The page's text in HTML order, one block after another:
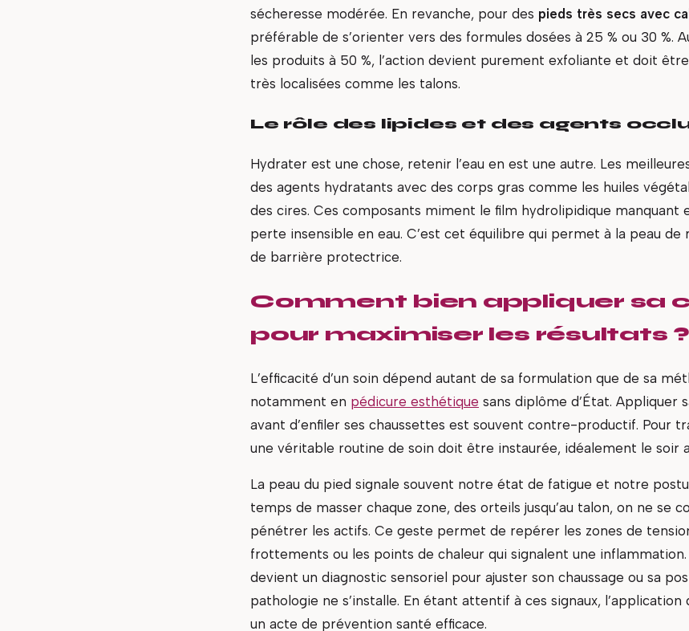
sécheresse modérée. En revanche, pour des pieds très secs avec
préférable de s’orienter vers des formules dosées à 25 % ou 30 %.
les produits à 50 %, l’action devient purement exfoliante et doit
très localisées comme les talons.
Le rôle des lipides et des agents
Hydrater est une chose, retenir l’eau en est une autre. Les
des agents hydratants avec des corps gras comme les huiles
des cires. Ces composants miment le film hydrolipidique manquant
perte insensible en eau. C’est cet équilibre qui permet à la peau
de barrière protectrice.
Comment bien appliquer sa
pour maximiser les résultats ?
L’efficacité d’un soin dépend autant de sa formulation que de sa
notamment en pédicure esthétique sans diplôme d’État. Appliquer
avant d’enfiler ses chaussettes est souvent contre-productif. Pour
une véritable routine de soin doit être instaurée, idéalement le soir
La peau du pied signale souvent notre état de fatigue et notre
temps de masser chaque zone, des orteils jusqu’au talon, on ne se
pénétrer les actifs. Ce geste permet de repérer les zones de
frottements ou les points de chaleur qui signalent une
devient un diagnostic sensoriel pour ajuster son chaussage ou sa
pathologie ne s’installe. En étant attentif à ces signaux,
un acte de prévention santé efficace.